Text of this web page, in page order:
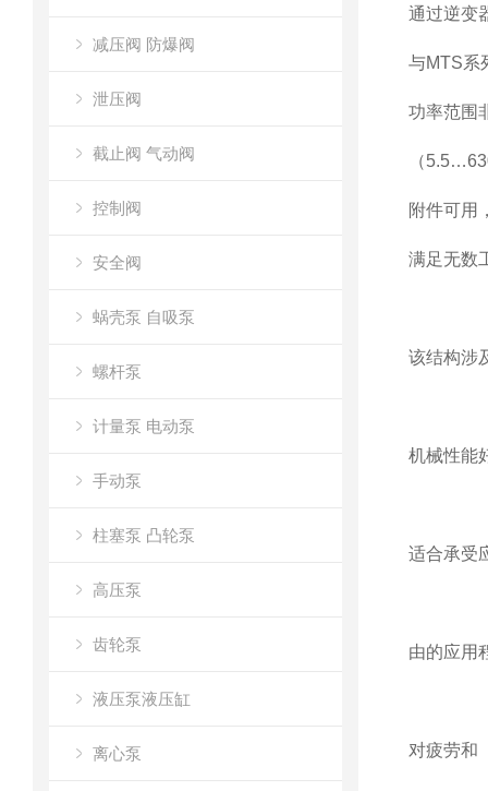
减压阀 防爆阀
泄压阀
截止阀 气动阀
控制阀
安全阀
蜗壳泵 自吸泵
螺杆泵
计量泵 电动泵
手动泵
柱塞泵 凸轮泵
高压泵
齿轮泵
液压泵液压缸
离心泵
通过逆变
与MTS系
功率范围
（
附件可用
满足无数
该结构涉
机械性能
适合承受
由的应用
对疲劳和